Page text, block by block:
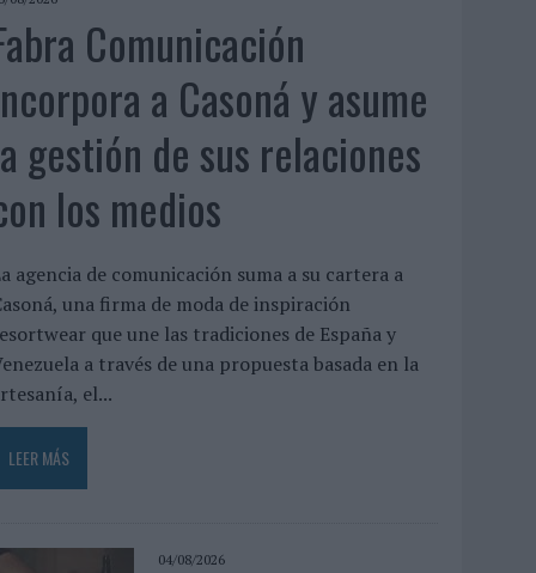
Comunicación
a Casoná y asume
gestión de sus relaciones
los medios
agencia de comunicación suma a su cartera a
una firma de moda de inspiración
que une las tradiciones de España y
a través de una propuesta basada en la
el...
LEER MÁS
04/08/2026